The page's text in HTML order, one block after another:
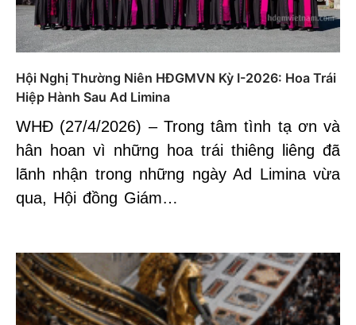
Hội Nghị Thường Niên HĐGMVN Kỳ I-2026: Hoa Trái
Hiệp Hành Sau Ad Limina
WHĐ (27/4/2026) – Trong tâm tình tạ ơn và
hân hoan vì những hoa trái thiêng liêng đã
lãnh nhận trong những ngày Ad Limina vừa
qua, Hội đồng Giám…